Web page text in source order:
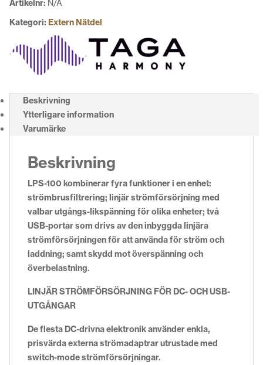
Artikelnr: N/A
Kategori: Extern Nätdel
Beskrivning
Ytterligare information
Varumärke
Beskrivning
LPS-100 kombinerar fyra funktioner i en enhet:
strömbrusfiltrering; linjär strömförsörjning med
valbar utgångs-likspänning för olika enheter; två
USB-portar som drivs av den inbyggda linjära
strömförsörjningen för att använda för ström och
laddning; samt skydd mot överspänning och
överbelastning.
LINJÄR STRÖMFÖRSÖRJNING FÖR DC- OCH USB-
UTGÅNGAR
Deflesta DC-drivna elektronik använder enkla,
prisvärda externa strömadaptrar utrustade med
switch-mode strömförsörjningar.